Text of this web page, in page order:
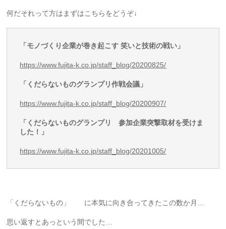
何だそれって方はまずはこちらをどうぞ↓
「モノづくり企業が巻き起こす 笑いと技術の戦い」
https://www.fujita-k.co.jp/staff_blog/20200825/
「くだらないものグランプリ作戦会議」
https://www.fujita-k.co.jp/staff_blog/20200907/
「くだらないものグランプリ 参加企業突撃取材を受けま
した！」
https://www.fujita-k.co.jp/staff_blog/20201005/
「くだらないもの」 に本気に向き合ってきたこの数か月…
思い返すとあっという間でした…